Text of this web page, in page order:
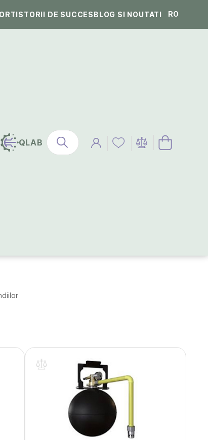
ISTORII DE SUCCESBLOG SI NOUTATI RO
QLAB